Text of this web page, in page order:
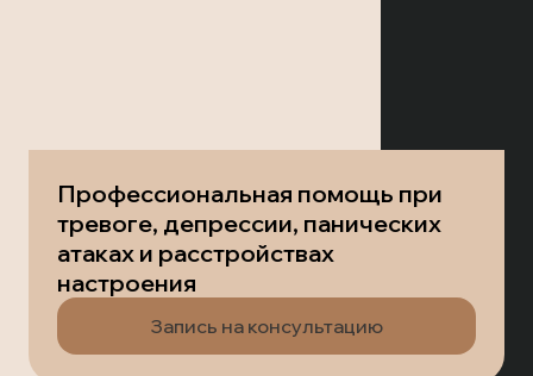
Лечение в стационаре
Скорая медицинская помощь
Онлайн-консультация
Вызов врача
Профессиональная помощь при
тревоге, депрессии, панических
атаках и расстройствах
настроения
Запись на консультацию